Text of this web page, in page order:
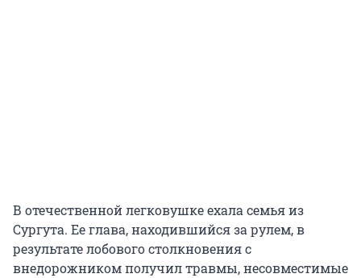
В отечественной легковушке ехала семья из
Сургута. Ее глава, находившийся за рулем, в
результате лобового столкновения с
внедорожником получил травмы, несовместимые